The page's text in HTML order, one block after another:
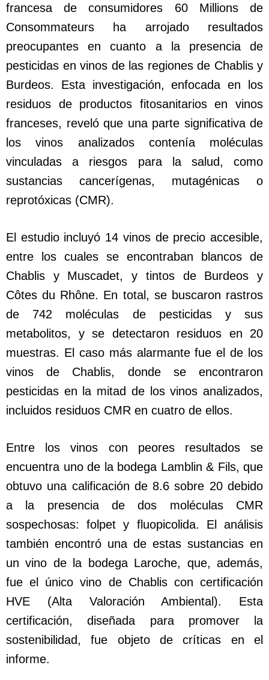
francesa de consumidores 60 Millions de
Consommateurs ha arrojado resultados
preocupantes en cuanto a la presencia de
pesticidas en vinos de las regiones de Chablis y
Burdeos. Esta investigación, enfocada en los
residuos de productos fitosanitarios en vinos
franceses, reveló que una parte significativa de
los vinos analizados contenía moléculas
vinculadas a riesgos para la salud, como
sustancias cancerígenas, mutagénicas o
reprotóxicas (CMR).
El estudio incluyó 14 vinos de precio accesible,
entre los cuales se encontraban blancos de
Chablis y Muscadet, y tintos de Burdeos y
Côtes du Rhône. En total, se buscaron rastros
de 742 moléculas de pesticidas y sus
metabolitos, y se detectaron residuos en 20
muestras. El caso más alarmante fue el de los
vinos de Chablis, donde se encontraron
pesticidas en la mitad de los vinos analizados,
incluidos residuos CMR en cuatro de ellos.
Entre los vinos con peores resultados se
encuentra uno de la bodega Lamblin & Fils, que
obtuvo una calificación de 8.6 sobre 20 debido
a la presencia de dos moléculas CMR
sospechosas: folpet y fluopicolida. El análisis
también encontró una de estas sustancias en
un vino de la bodega Laroche, que, además,
fue el único vino de Chablis con certificación
HVE (Alta Valoración Ambiental). Esta
certificación, diseñada para promover la
sostenibilidad, fue objeto de críticas en el
informe.